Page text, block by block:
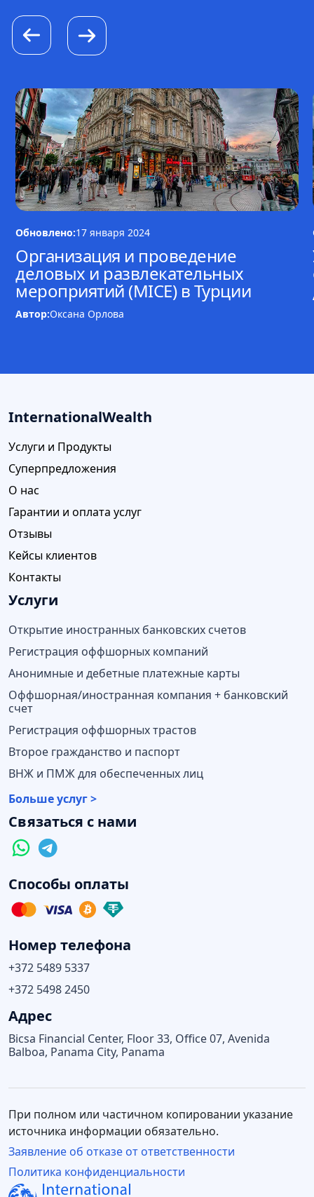
Обновлено:17 января 2024
Организация и проведение
деловых и развлекательных
мероприятий (MICE) в Турции
Автор:Оксана Орлова
InternationalWealth
Услуги и Продукты
Суперпредложения
О нас
Гарантии и оплата услуг
Отзывы
Кейсы клиентов
Контакты
Услуги
Открытие иностранных банковских счетов
Регистрация оффшорных компаний
Анонимные и дебетные платежные карты
Оффшорная/иностранная компания + банковский
счет
Регистрация оффшорных трастов
Второе гражданство и паспорт
ВНЖ и ПМЖ для обеспеченных лиц
Больше услуг >
Связаться с нами
Способы оплаты
Номер телефона
+372 5489 5337
+372 5498 2450
Адрес
Bicsa Financial Center, Floor 33, Office 07, Avenida
Balboa, Panama City, Panama
Политика конфиденциальности
При полном или частичном копировании указание
источника информации обязательно.
Заявление об отказе от ответственности